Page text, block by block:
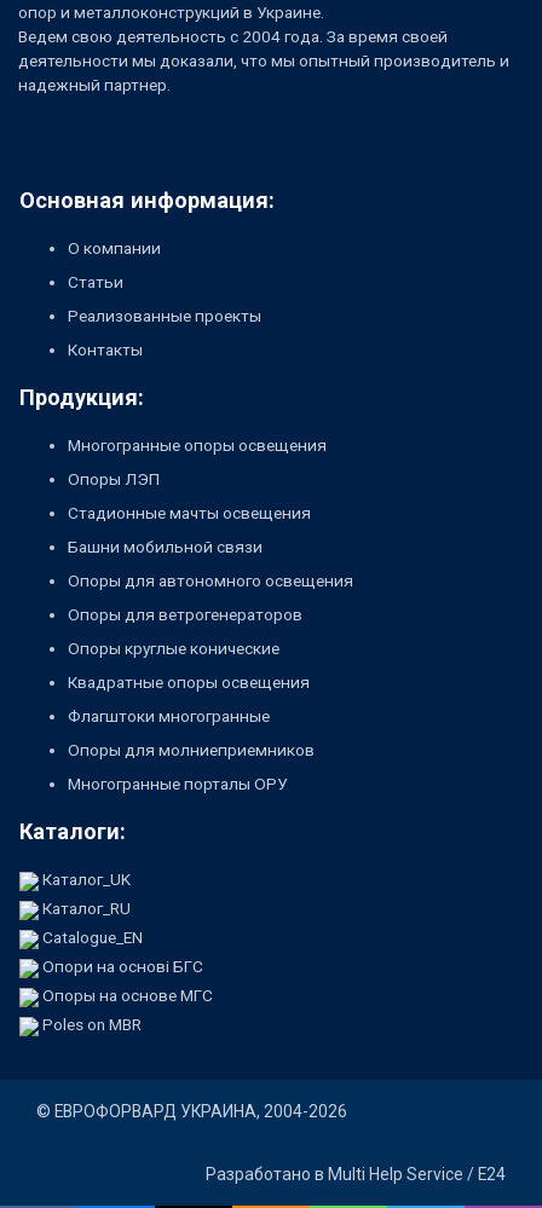
опор и металлоконструкций в Украине.
Ведем свою деятельность с 2004 года. За время своей
деятельности мы доказали, что мы опытный производитель и
надежный партнер.
Основная информация:
О компании
Статьи
Реализованные проекты
Контакты
Продукция:
Многогранные опоры освещения
Опоры ЛЭП
Стадионные мачты освещения
Башни мобильной связи
Опоры для автономного освещения
Опоры для ветрогенераторов
Опоры круглые конические
Квадратные опоры освещения
Флагштоки многогранные
Опоры для молниеприемников
Многогранные порталы ОРУ
Каталоги:
Каталог_UK
Каталог_RU
Catalogue_EN
Опори на основі БГС
Опоры на основе МГС
Poles on MBR
© ЕВРОФОРВАРД УКРАИНА, 2004-2026
Разработано в Multi Help Service / E24